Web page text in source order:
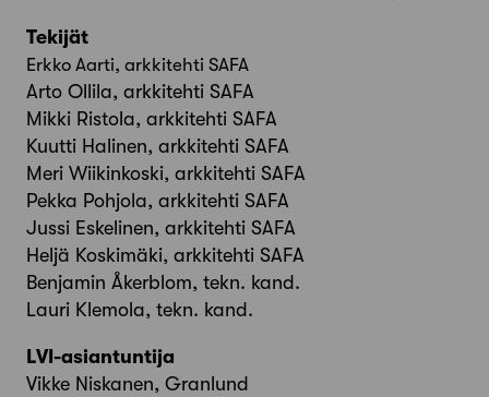
Tekijät
Erkko Aarti, arkkitehti SAFA
Arto Ollila, arkkitehti SAFA
Mikki Ristola, arkkitehti SAFA
Kuutti Halinen, arkkitehti SAFA
Meri Wiikinkoski, arkkitehti SAFA
Pekka Pohjola, arkkitehti SAFA
Jussi Eskelinen, arkkitehti SAFA
Heljä Koskimäki, arkkitehti SAFA
Benjamin Åkerblom, tekn. kand.
Lauri Klemola, tekn. kand.
LVI-asiantuntija
Vikke Niskanen, Granlund